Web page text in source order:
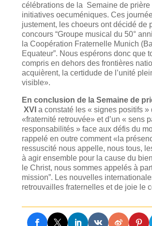
célébrations de la Semaine de prière
initiatives oecuméniques. Ces
justement, les choeurs ont décidé de
concours “Groupe musical du 50°
la Coopération Fraternelle Munich
Equateur”. Nous espérons donc que
compris en dehors des frontières
acquièrent, la certidude de l’unité
visible».
En conclusion de la Semaine de
XVI a constaté les « signes positifs »
«fraternité retrouvée» et d’un « sens
responsabilités » face aux défis du
rappelé en outre comment «la
ressuscité nous appelle, nous tous,
à agir ensemble pour la cause du
le Christ, nous sommes appelés à
mission”. Les nouvelles
retrouvailles fraternelles et de joie le